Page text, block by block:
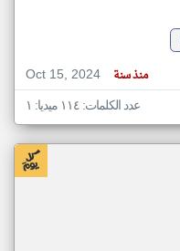
Oct 15, 2024
منذ سنة
عدد الكلمات: ١١٤ ميديا: ١